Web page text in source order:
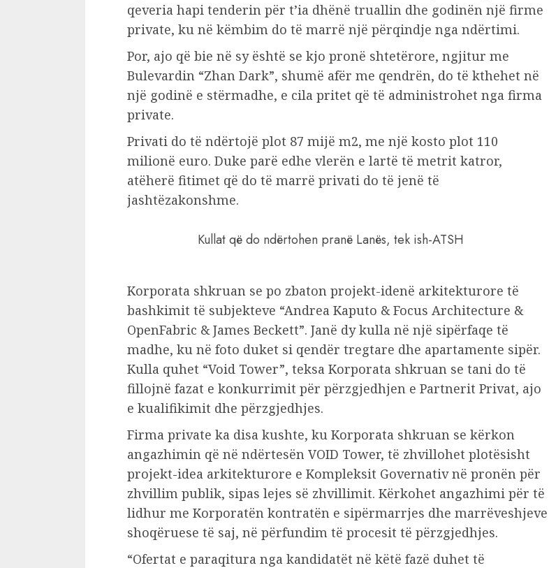
qeveria hapi tenderin për t’ia dhënë truallin dhe godinën një firme
private, ku në këmbim do të marrë një përqindje nga ndërtimi.
Por, ajo që bie në sy është se kjo pronë shtetërore, ngjitur me
Bulevardin “Zhan Dark”, shumë afër me qendrën, do të kthehet në
një godinë e stërmadhe, e cila pritet që të administrohet nga firma
private.
Privati do të ndërtojë plot 87 mijë m2, me një kosto plot 110
milionë euro. Duke parë edhe vlerën e lartë të metrit katror,
atëherë fitimet që do të marrë privati do të jenë të
jashtëzakonshme.
Kullat që do ndërtohen pranë Lanës, tek ish-ATSH
Korporata shkruan se po zbaton projekt-idenë arkitekturore të
bashkimit të subjekteve “Andrea Kaputo & Focus Architecture &
OpenFabric & James Beckett”. Janë dy kulla në një sipërfaqe të
madhe, ku në foto duket si qendër tregtare dhe apartamente sipër.
Kulla quhet “Void Tower”, teksa Korporata shkruan se tani do të
fillojnë fazat e konkurrimit për përzgjedhjen e Partnerit Privat, ajo
e kualifikimit dhe përzgjedhjes.
Firma private ka disa kushte, ku Korporata shkruan se kërkon
angazhimin që në ndërtesën VOID Tower, të zhvillohet plotësisht
projekt-idea arkitekturore e Kompleksit Governativ në pronën për
zhvillim publik, sipas lejes së zhvillimit. Kërkohet angazhimi për të
lidhur me Korporatën kontratën e sipërmarrjes dhe marrëveshjeve
shoqëruese të saj, në përfundim të procesit të përzgjedhjes.
“Ofertat e paraqitura nga kandidatët në këtë fazë duhet të